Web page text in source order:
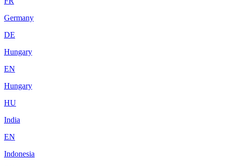
Germany
DE
Hungary
EN
Hungary
HU
India
EN
Indonesia